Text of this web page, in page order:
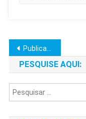
Navegação
por
posts
Publicações mais antigas
PESQUISE AQUI: